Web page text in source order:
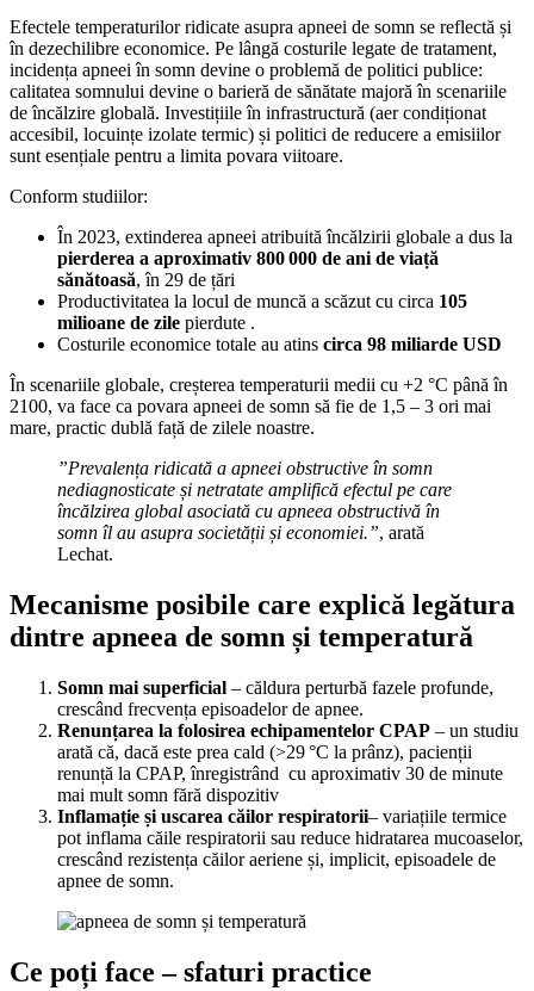
Efectele temperaturilor ridicate asupra apneei de somn se reflectă și
în dezechilibre economice. Pe lângă costurile legate de tratament,
incidența apneei în somn devine o problemă de politici publice:
calitatea somnului devine o barieră de sănătate majoră în scenariile
de încălzire globală. Investițiile în infrastructură (aer condiționat
accesibil, locuințe izolate termic) și politici de reducere a emisiilor
sunt esențiale pentru a limita povara viitoare.
Conform studiilor:
În 2023, extinderea apneei atribuită încălzirii globale a dus la
pierderea a aproximativ 800 000 de ani de viață
sănătoasă, în 29 de țări
Productivitatea la locul de muncă a scăzut cu circa 105
milioane de zile pierdute .
Costurile economice totale au atins circa 98 miliarde USD
În scenariile globale, creșterea temperaturii medii cu +2 °C până în
2100, va face ca povara apneei de somn să fie de 1,5 – 3 ori mai
mare, practic dublă față de zilele noastre.
”Prevalența ridicată a apneei obstructive în somn
nediagnosticate și netratate amplifică efectul pe care
încălzirea global asociată cu apneea obstructivă în
somn îl au asupra societății și economiei.”, arată
Lechat.
Mecanisme posibile care explică legătura
dintre apneea de somn și temperatură
Somn mai superficial – căldura perturbă fazele profunde,
crescând frecvența episoadelor de apnee.
Renunțarea la folosirea echipamentelor CPAP – un studiu
arată că, dacă este prea cald (>29 °C la prânz), pacienții
renunță la CPAP, înregistrând cu aproximativ 30 de minute
mai mult somn fără dispozitiv
Inflamație și uscarea căilor respiratorii– variațiile termice
pot inflama căile respiratorii sau reduce hidratarea mucoaselor,
crescând rezistența căilor aeriene și, implicit, episoadele de
apnee de somn.
Ce poți face – sfaturi practice